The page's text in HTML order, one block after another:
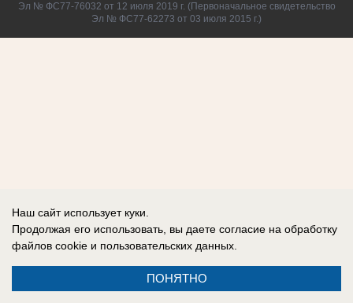
Эл № ФС77-76032 от 12 июля 2019 г. (Первоначальное свидетельство
Эл № ФС77-62273 от 03 июля 2015 г.)
Наш сайт использует куки.
Продолжая его использовать, вы даете согласие на обработку
файлов cookie и пользовательских данных.
ПОНЯТНО